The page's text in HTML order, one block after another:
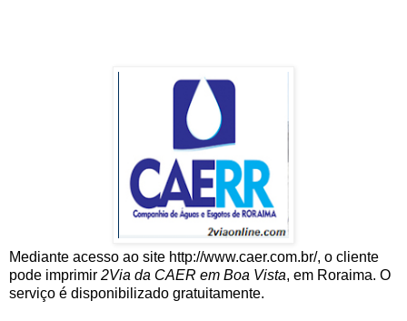
Mediante acesso ao site http://www.caer.com.br/, o cliente
pode imprimir 2Via da CAER em Boa Vista, em Roraima. O
serviço é disponibilizado gratuitamente.